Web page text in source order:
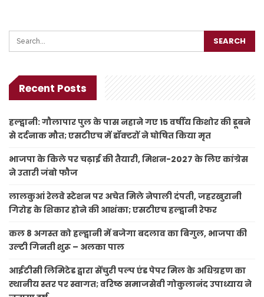
Recent Posts
हल्द्वानी: गौलापार पुल के पास नहाने गए 15 वर्षीय किशोर की डूबने
से दर्दनाक मौत; एसटीएच में डॉक्टरों ने घोषित किया मृत
भाजपा के किले पर चढ़ाई की तैयारी, मिशन-2027 के लिए कांग्रेस
ने उतारी जंबो फौज
लालकुआं रेलवे स्टेशन पर अचेत मिले नेपाली दंपती, जहरखुरानी
गिरोह के शिकार होने की आशंका; एसटीएच हल्द्वानी रेफर
कल 8 अगस्त को हल्द्वानी में बजेगा बदलाव का बिगुल, भाजपा की
उल्टी गिनती शुरू – अलका पाल
आईटीसी लिमिटेड द्वारा सेंचुरी पल्प एंड पेपर मिल के अधिग्रहण का
स्थानीय स्तर पर स्वागत; वरिष्ठ समाजसेवी गोकुलानंद उपाध्याय ने